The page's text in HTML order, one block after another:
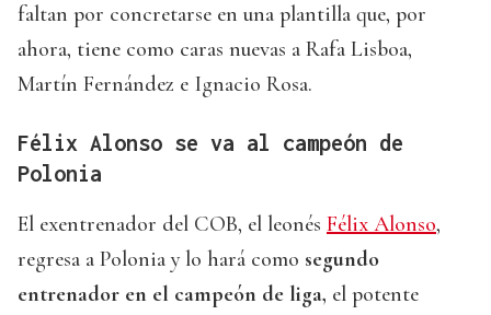
faltan por concretarse en una plantilla que, por
ahora, tiene como caras nuevas a Rafa Lisboa,
Martín Fernández e Ignacio Rosa.
Félix Alonso se va al campeón de
Polonia
El exentrenador del COB, el leonés Félix Alonso,
regresa a Polonia y lo hará como segundo
entrenador en el campeón de liga, el potente